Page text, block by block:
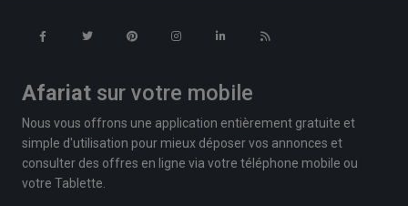
Afariat sur votre mobile
Nous vous offrons une application entièrement gratuite et
simple d'utilisation pour mieux déposer vos annonces et
consulter des offres en ligne via votre téléphone mobile ou
votre Tablette.